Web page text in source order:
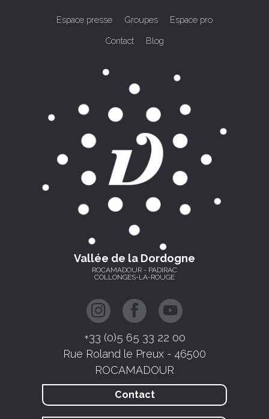
Espace presse Groupes Espace pro
Contact Blog
Vallée de la Dordogne
ROCAMADOUR - PADIRAC
COLLONGES-LA-ROUGE
+33 (0)5 65 33 22 00
Rue Roland le Preux - 46500
ROCAMADOUR
Contact